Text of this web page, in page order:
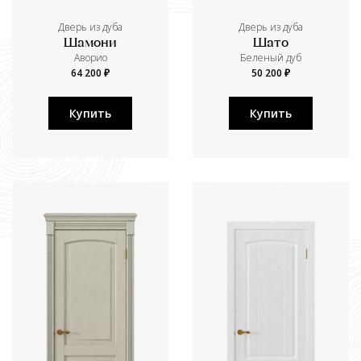
Дверь из дуба
Шамони
Аворио
64 200 ₽
Купить
Дверь из дуба
Шато
Беленый дуб
50 200 ₽
Купить